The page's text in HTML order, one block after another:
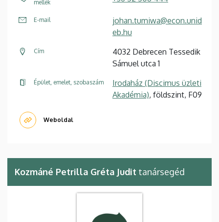
mellék
E-mail
johan.tumiwa@econ.unid
eb.hu
Cím
4032 Debrecen Tessedik
Sámuel utca 1
Épület, emelet, szobaszám
Irodaház (Discimus üzleti
Akadémia), földszint, F09
Weboldal
Kozmáné Petrilla Gréta Judit tanársegéd